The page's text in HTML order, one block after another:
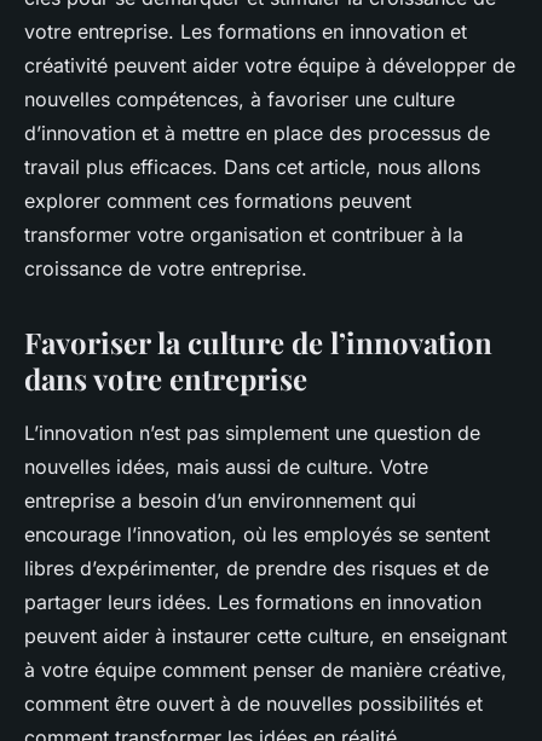
croissance de votre entreprise
Arthur•15 octobre 2023•5 min de lecture
votre entreprise. Les formations en innovation et
créativité peuvent aider votre équipe à développer de
nouvelles compétences, à favoriser une culture
d’innovation et à mettre en place des processus de
travail plus efficaces. Dans cet article, nous allons
explorer comment ces formations peuvent
transformer votre organisation et contribuer à la
croissance de votre entreprise.
Favoriser la culture de l’innovation
dans votre entreprise
L’innovation n’est pas simplement une question de
nouvelles idées, mais aussi de culture. Votre
entreprise a besoin d’un environnement qui
encourage l’innovation, où les employés se sentent
libres d’expérimenter, de prendre des risques et de
partager leurs idées. Les formations en innovation
peuvent aider à instaurer cette culture, en enseignant
à votre équipe comment penser de manière créative,
comment être ouvert à de nouvelles possibilités et